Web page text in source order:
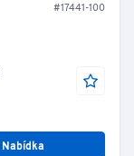
#17441-100
Nabídka